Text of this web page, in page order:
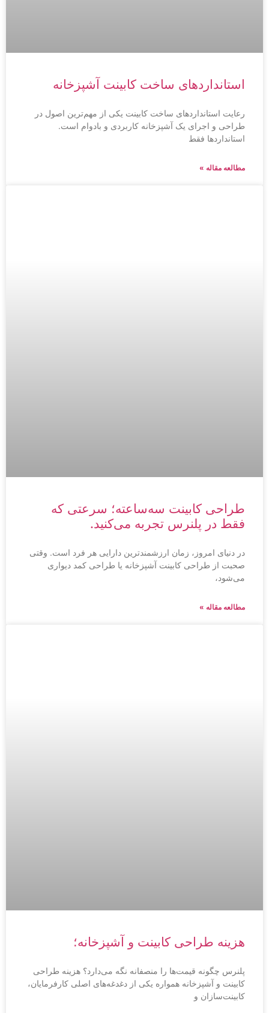
استانداردهای ساخت کابینت آشپزخانه
رعایت استانداردهای ساخت کابینت یکی از مهم‌ترین اصول در
طراحی و اجرای یک آشپزخانه کاربردی و بادوام است.
استانداردها فقط
مطالعه مقاله »
طراحی کابینت سه‌ساعته؛ سرعتی که
فقط در پلنرس تجربه می‌کنید.
در دنیای امروز، زمان ارزشمندترین دارایی هر فرد است. وقتی
صحبت از طراحی کابینت آشپزخانه یا طراحی کمد دیواری
می‌شود،
مطالعه مقاله »
هزینه طراحی کابینت و آشپزخانه؛
پلنرس چگونه قیمت‌ها را منصفانه نگه می‌دارد؟ هزینه طراحی
کابینت و آشپزخانه همواره یکی از دغدغه‌های اصلی کارفرمایان،
کابینت‌سازان و